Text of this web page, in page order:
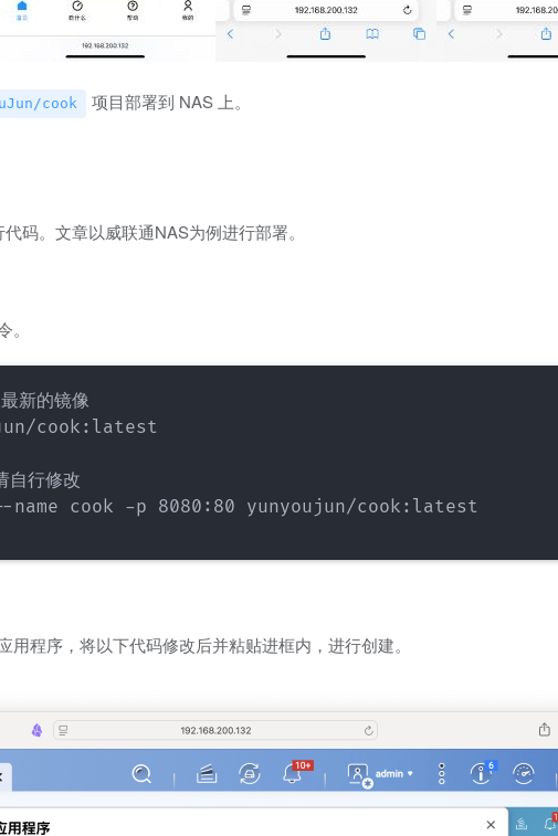
cook 项目部署到 NAS 上。
码。文章以威联通NAS为例进行部署。
新的镜像
cook:latest
自行修改
cook -p 8080:80 yunyoujun/cook:latest
用程序，将以下代码修改后并粘贴进框内，进行创建。